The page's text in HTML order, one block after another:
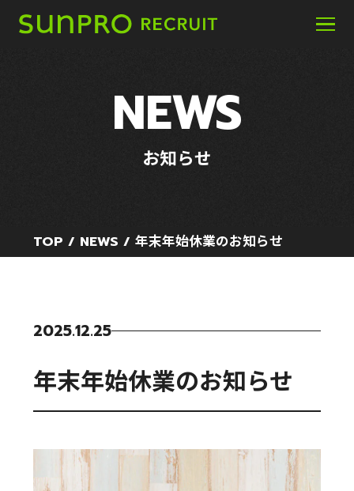
サンプロとは
サンプロの環境
ENTRY
新卒採用
キャリア採用
NEWS
お知らせ
TOP / NEWS / 年末年始休業のお知らせ
2025.12.25
年末年始休業のお知らせ